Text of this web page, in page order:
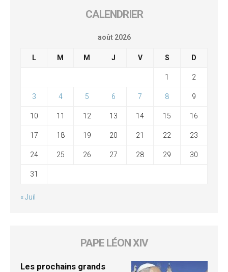
CALENDRIER
août 2026
L M M J V S D
1 2
3 4 5 6 7 8 9
10 11 12 13 14 15 16
17 18 19 20 21 22 23
24 25 26 27 28 29 30
31
« Juil
PAPE LÉON XIV
Les prochains grands